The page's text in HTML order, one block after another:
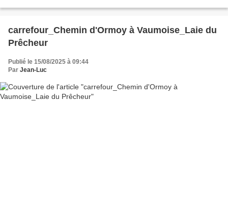
carrefour_Chemin d'Ormoy à Vaumoise_Laie du
Prêcheur
Publié le 15/08/2025 à 09:44
Par Jean-Luc